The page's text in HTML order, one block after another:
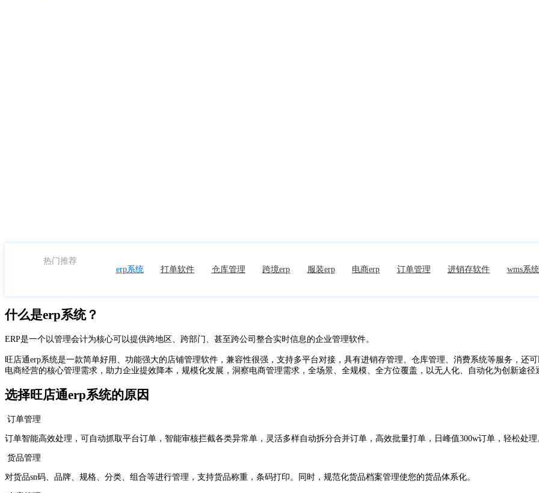
热门推荐
erp系统
打单软件 仓库管理 跨境erp 服装erp 电商erp 订单管理 进销存软件 wms系统
什么是erp系统？
ERP是一个以管理会计为核心可以提供跨地区、跨部门、甚至跨公司整合实时信息的企业管理软件。
旺店通erp系统是一款简单好用、功能强大的店铺管理软件，兼容性很强，支持多平台对接，具有进销存管理、仓库管理、消费系统等服务，还
电商经营的核心管理需求，助力企业提效降本，规模化发展，洞察电商管理需求，全场景、全规模、全方位覆盖，以无人化、自动化为创新途径
选择旺店通erp系统的原因
订单管理
订单智能高效处理，可自动抓取平台订单，智能审核拦截各类异常单，灵活多样自动拆分合并订单，高效批量打单，日峰值300w订单，轻松处理
货品管理
对货品sn码、品牌、规格、分类、组合等进行管理，支持货品称重，条码打印。同时，规范化货品档案管理使您的货品体系化。